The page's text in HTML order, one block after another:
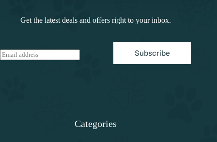
Get the latest deals and offers right to your inbox.
E
m
Subscribe
Categories